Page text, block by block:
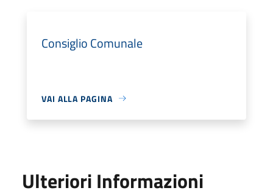
Consiglio Comunale
VAI ALLA PAGINA
Ulteriori Informazioni